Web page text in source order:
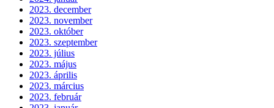
2023. december
2023. november
2023. október
2023. szeptember
2023. július
2023. május
2023. április
2023. március
2023. február